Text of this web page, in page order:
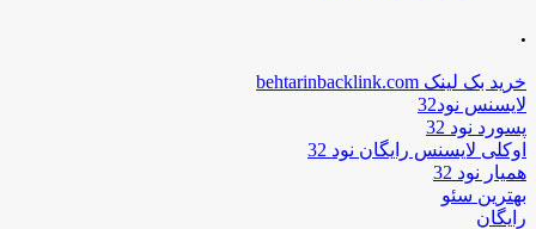
.
خرید بک لینک behtarinbacklink.com
لایسنس نود32
پسورد نود 32
اوکلی لایسنس رایگان نود 32
همیار نود 32
بهترین سئو
رایگان